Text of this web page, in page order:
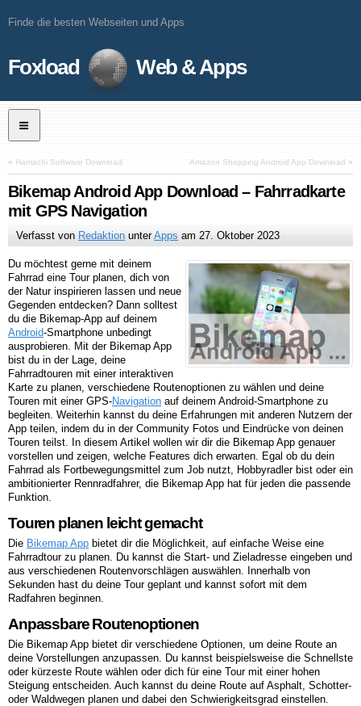
Finde die besten Webseiten und Apps
Foxload Web & Apps
« Hamachi Software Download Amazon Shopping Android App Download »
Bikemap Android App Download – Fahrradkarte
mit GPS Navigation
Verfasst von Redaktion unterApps am27. Oktober 2023
Du möchtest gerne mit deinem
Fahrrad eine Tour planen, dich von
der Natur inspirieren lassen und neue
Gegenden entdecken? Dann solltest
du die Bikemap-App auf deinem
Android-Smartphone unbedingt
ausprobieren. Mit der Bikemap App
bist du in der Lage, deine
Fahrradtouren mit einer interaktiven
Karte zu planen, verschiedene Routenoptionen zu wählen und deine
Touren mit einer GPS-Navigation auf deinem Android-Smartphone zu
begleiten. Weiterhin kannst du deine Erfahrungen mit anderen Nutzern der
App teilen, indem du in der Community Fotos und Eindrücke von deinen
Touren teilst. In diesem Artikel wollen wir dir die Bikemap App genauer
vorstellen und zeigen, welche Features dich erwarten. Egal ob du dein
Fahrrad als Fortbewegungsmittel zum Job nutzt, Hobbyradler bist oder ein
ambitionierter Rennradfahrer, die Bikemap App hat für jeden die passende
Funktion.
Touren planen leicht gemacht
Die Bikemap App bietet dir die Möglichkeit, auf einfache Weise eine
Fahrradtour zu planen. Du kannst die Start- und Zieladresse eingeben und
aus verschiedenen Routenvorschlägen auswählen. Innerhalb von
Sekunden hast du deine Tour geplant und kannst sofort mit dem
Radfahren beginnen.
Anpassbare Routenoptionen
Die Bikemap App bietet dir verschiedene Optionen, um deine Route an
deine Vorstellungen anzupassen. Du kannst beispielsweise die Schnellste
oder kürzeste Route wählen oder dich für eine Tour mit einer hohen
Steigung entscheiden. Auch kannst du deine Route auf Asphalt, Schotter-
oder Waldwegen planen und dabei den Schwierigkeitsgrad einstellen.